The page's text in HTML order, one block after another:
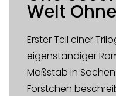
Welt
Erster Teil einer
eigenständiger
Maßstab in
Forstchen